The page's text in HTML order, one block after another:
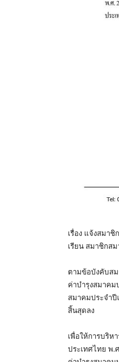
เรื่อง แจ้งสมา
เรียน สมาชิกส
ตามข้อบังคับส
ค่าบำรุงสมาค
สมาคมประจำ
สิ้นสุดลง
เพื่อให้การบริห
ประเทศไทย พ.